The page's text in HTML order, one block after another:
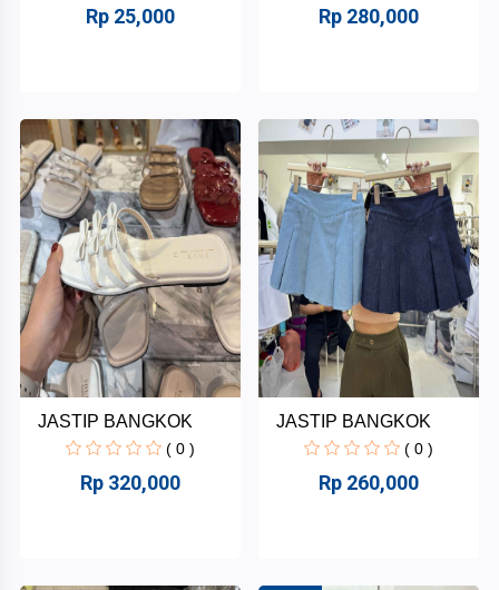
Qudsiyyah
Rp 25,000 Rp 280,000
JASTIP BANGKOK
( 0 )
Rp 320,000
JASTIP BANGKOK
( 0 )
Rp 260,000